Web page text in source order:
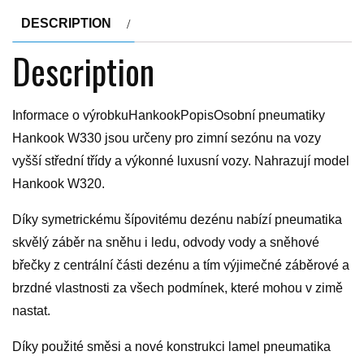
DESCRIPTION
Description
Informace o výrobkuHankookPopisOsobní pneumatiky
Hankook W330 jsou určeny pro zimní sezónu na vozy
vyšší střední třídy a výkonné luxusní vozy. Nahrazují model
Hankook W320.
Díky symetrickému šípovitému dezénu nabízí pneumatika
skvělý záběr na sněhu i ledu, odvody vody a sněhové
břečky z centrální části dezénu a tím výjimečné záběrové a
brzdné vlastnosti za všech podmínek, které mohou v zimě
nastat.
Díky použité směsi a nové konstrukci lamel pneumatika